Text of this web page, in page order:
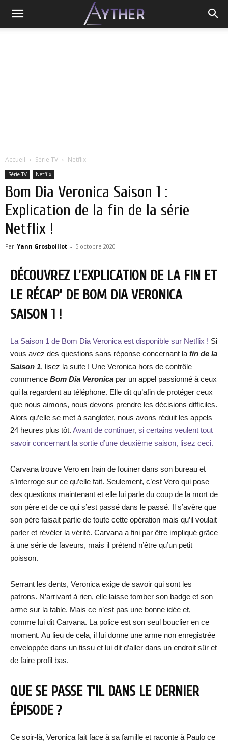
Accueil Série TV Netflix
Série TV Netflix
Bom Dia Veronica Saison 1 :
Explication de la fin de la série
Netflix !
Par Yann Grosboillot - 5 octobre 2020
DÉCOUVREZ L’EXPLICATION DE LA FIN ET
LE RÉCAP’ DE BOM DIA VERONICA
SAISON 1 !
La Saison 1 de Bom Dia Veronica est disponible sur Netflix ! Si
vous avez des questions sans réponse concernant la fin de la
Saison 1, lisez la suite ! Une Veronica hors de contrôle
commence Bom Dia Veronica par un appel passionné à ceux
qui la regardent au téléphone. Elle dit qu’afin de protéger ceux
que nous aimons, nous devons prendre les décisions difficiles.
Alors qu’elle se met à sangloter, nous avons réduit les appels
24 heures plus tôt. Avant de continuer, si certains veulent tout
savoir concernant la sortie d’une deuxième saison, lisez ceci.
Carvana trouve Vero en train de fouiner dans son bureau et
s’interroge sur ce qu’elle fait. Seulement, c’est Vero qui pose
des questions maintenant et elle lui parle du coup de la mort de
son père et de ce qui s’est passé dans le passé. Il s’avère que
son père faisait partie de toute cette opération mais qu’il voulait
parler et révéler la vérité. Carvana a fini par être impliqué grâce
à une série de faveurs, mais il prétend n’être qu’un petit
poisson.
Serrant les dents, Veronica exige de savoir qui sont les
patrons. N’arrivant à rien, elle laisse tomber son badge et son
arme sur la table. Mais ce n’est pas une bonne idée et,
comme lui dit Carvana. La police est son seul bouclier en ce
moment. Au lieu de cela, il lui donne une arme non enregistrée
enveloppée dans un tissu et lui dit d’aller dans un endroit sûr et
de faire profil bas.
QUE SE PASSE T’IL DANS LE DERNIER
ÉPISODE ?
Ce soir-là, Veronica fait face à sa famille et raconte à Paulo ce